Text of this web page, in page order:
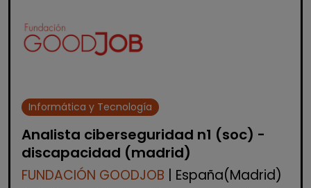
Informática y Tecnología
Analista ciberseguridad n1 (soc) -
discapacidad (madrid)
FUNDACIÓN GOODJOB | España(Madrid)